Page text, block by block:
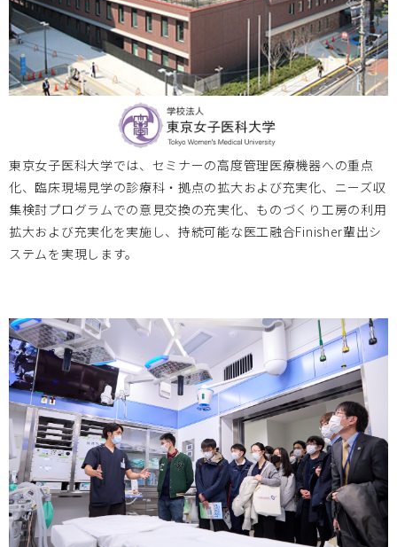
2023/2/24 東北大学・東京女子医科大学・広島大学 3拠
点合同シンポジウム開催のお知らせ
神戸大学
ンポジウム開催のお知らせ
大阪医療センター
ラム ～次世代医療システム産業化フォーラム2022 特別例会
～のお知らせ
大阪医療センター 2022.12.05
2022/12/15医工連携マッチング例会【次世代医療システム
産業化フォーラム2022（MDF）】のお知らせ
東京女子医科大学では、セミナーの高度管理医療機器への重点
化、臨床現場見学の診療科・拠点の拡大および充実化、ニーズ収
集検討プログラムでの意見交換の充実化、ものづくり工房の利用
拡大および充実化を実施し、持続可能な医工融合Finisher輩出シ
ステムを実現します。